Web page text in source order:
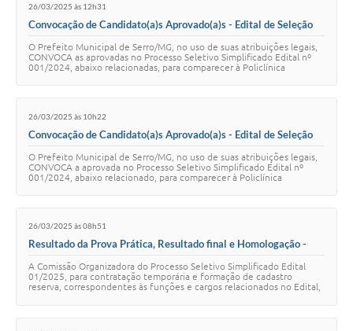
Covid -19 em Serro
Links
Galeria de Fotos
Telefones Úteis
Contratos, Convênios e Publicações MROSC
Ouvidoria Municipal
26/03/2025 às 12h31
Convocação de Candidato(a)s Aprovado(a)s - Edital de Seleção
O Prefeito Municipal de Serro/MG, no uso de suas atribuições legais,
CONVOCA as aprovadas no Processo Seletivo Simplificado Edital nº
001/2024, abaixo relacionadas, para comparecer à Policlínica
26/03/2025 às 10h22
Convocação de Candidato(a)s Aprovado(a)s - Edital de Seleção
O Prefeito Municipal de Serro/MG, no uso de suas atribuições legais,
CONVOCA a aprovada no Processo Seletivo Simplificado Edital nº
001/2024, abaixo relacionado, para comparecer à Policlínica
26/03/2025 às 08h51
Resultado da Prova Prática, Resultado final e Homologação -
A Comissão Organizadora do Processo Seletivo Simplificado Edital
01/2025, para contratação temporária e formação de cadastro
reserva, correspondentes às funções e cargos relacionados no Edital,